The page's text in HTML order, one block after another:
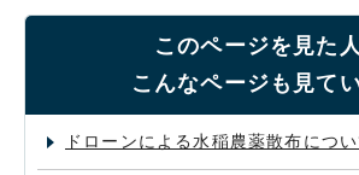
このページを見た
こんなページも見て
ドローンによる水稲農薬散布につい